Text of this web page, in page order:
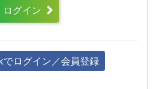
ログイン
ログイン／会員登録